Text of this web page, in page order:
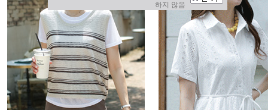
하지 않음